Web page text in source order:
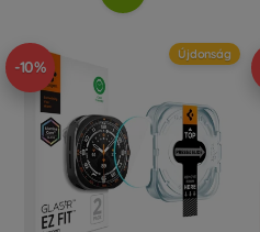
-10%
Újdonság